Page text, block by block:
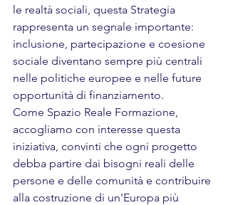
le realtà sociali, questa Strategia
rappresenta un segnale importante:
inclusione, partecipazione e coesione
sociale diventano sempre più centrali
nelle politiche europee e nelle future
opportunità di finanziamento.
Come Spazio Reale Formazione,
accogliamo con interesse questa
iniziativa, convinti che ogni progetto
debba partire dai bisogni reali delle
persone e delle comunità e contribuire
alla costruzione di un'Europa più